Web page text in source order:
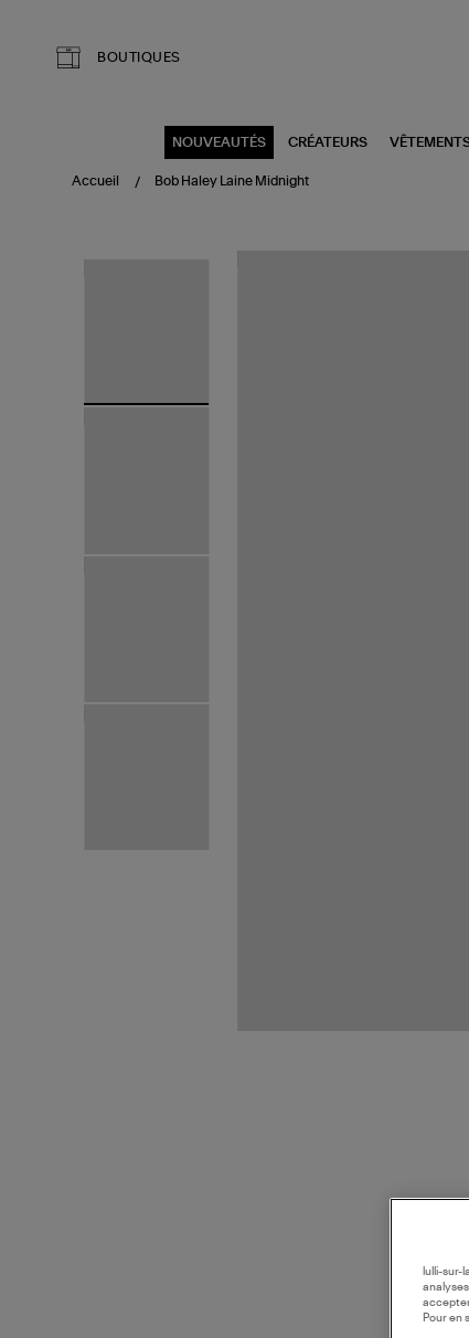
BOUTIQUES
NOUVEAUTÉS CRÉATEURS
Accueil Bob Haley Laine Midnight
lulli-sur-
accepter
Pour en